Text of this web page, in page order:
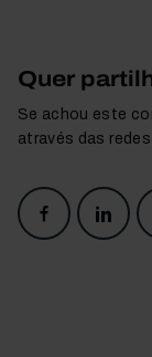
Quer
Se achou este
através das